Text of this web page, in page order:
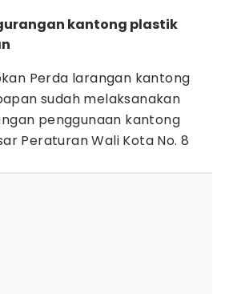
kantong plastik
Perda larangan kantong
sudah melaksanakan
penggunaan kantong
Peraturan Wali Kota No. 8